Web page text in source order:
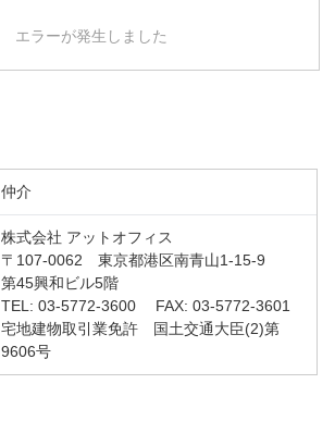
エラーが発生しました
仲介
株式会社 アットオフィス
〒107-0062 東京都港区南青山1-15-9
第45興和ビル5階
TEL: 03-5772-3600 FAX: 03-5772-3601
宅地建物取引業免許 国土交通大臣(2)第
9606号